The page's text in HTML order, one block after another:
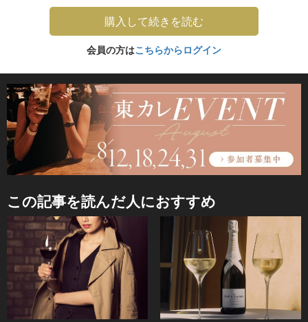
購入して続きを読む
会員の方はこちらからログイン
この記事を読んだ人におすすめ